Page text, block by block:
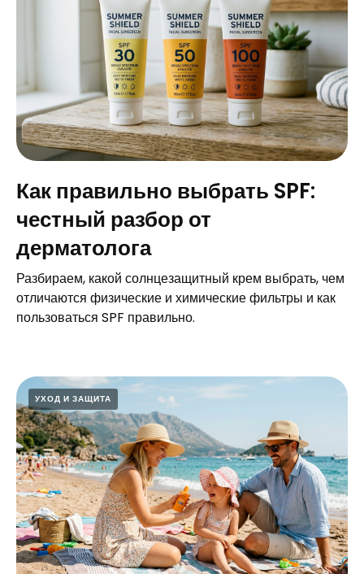
Как правильно выбрать SPF:
честный разбор от
дерматолога
Разбираем, какой солнцезащитный крем выбрать, чем
отличаются физические и химические фильтры и как
пользоваться SPF правильно.
УХОД И ЗАЩИТА